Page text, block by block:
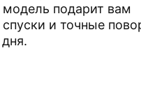
подарит вам
и точные